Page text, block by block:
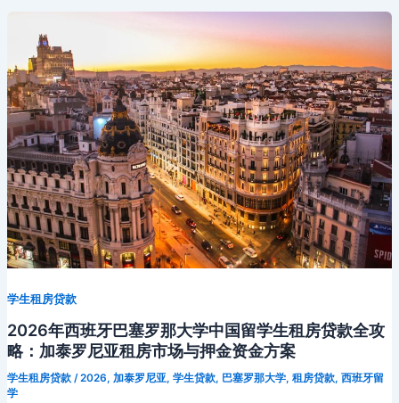
学
中
国
留
学
生
旅
游
贷
款
略：
探
索
欧
洲
学生租房贷款
2026年西班牙巴塞罗那大学中国留学生租房贷款全攻
略：加泰罗尼亚租房市场与押金资金方案
学生租房贷款/2026, 加泰罗尼亚, 学生贷款, 巴塞罗那大学, 租房贷款, 西班牙留
学